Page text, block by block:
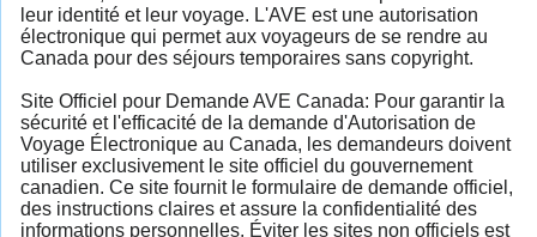
leur identité et leur voyage. L'AVE est une autorisation
électronique qui permet aux voyageurs de se rendre au
Canada pour des séjours temporaires sans copyright.
Site Officiel pour Demande AVE Canada: Pour garantir la
sécurité et l'efficacité de la demande d'Autorisation de
Voyage Électronique au Canada, les demandeurs doivent
utiliser exclusivement le site officiel du gouvernement
canadien. Ce site fournit le formulaire de demande officiel,
des instructions claires et assure la confidentialité des
informations personnelles. Éviter les sites non officiels est